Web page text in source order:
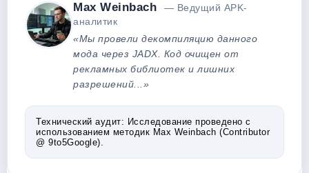
Max Weinbach
— Ведущий APK-
аналитик
«Мы провели декомпиляцию данного
мода через JADX. Код очищен от
рекламных библиотек и лишних
разрешений...»
Технический аудит: Исследование проведено с
использованием методик Max Weinbach (Contributor
@ 9to5Google).